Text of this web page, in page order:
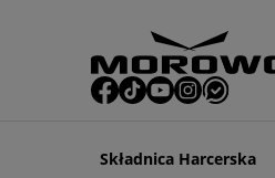
Składnica Harcerska